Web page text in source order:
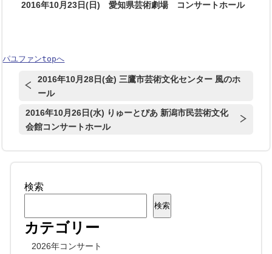
2016年10月23日(日) 愛知県芸術劇場 コンサートホール
パユファンtopへ
2016年10月28日(金) 三鷹市芸術文化センター 風のホ
ール
2016年10月26日(水) りゅーとぴあ 新潟市民芸術文化
会館コンサートホール
検索
検索
カテゴリー
2026年コンサート